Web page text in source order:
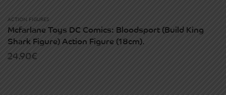
ACTION FIGURES
Mcfarlane Toys DC Comics: Bloodsport (Build King
Shark Figure) Action Figure (18cm).
24.90€